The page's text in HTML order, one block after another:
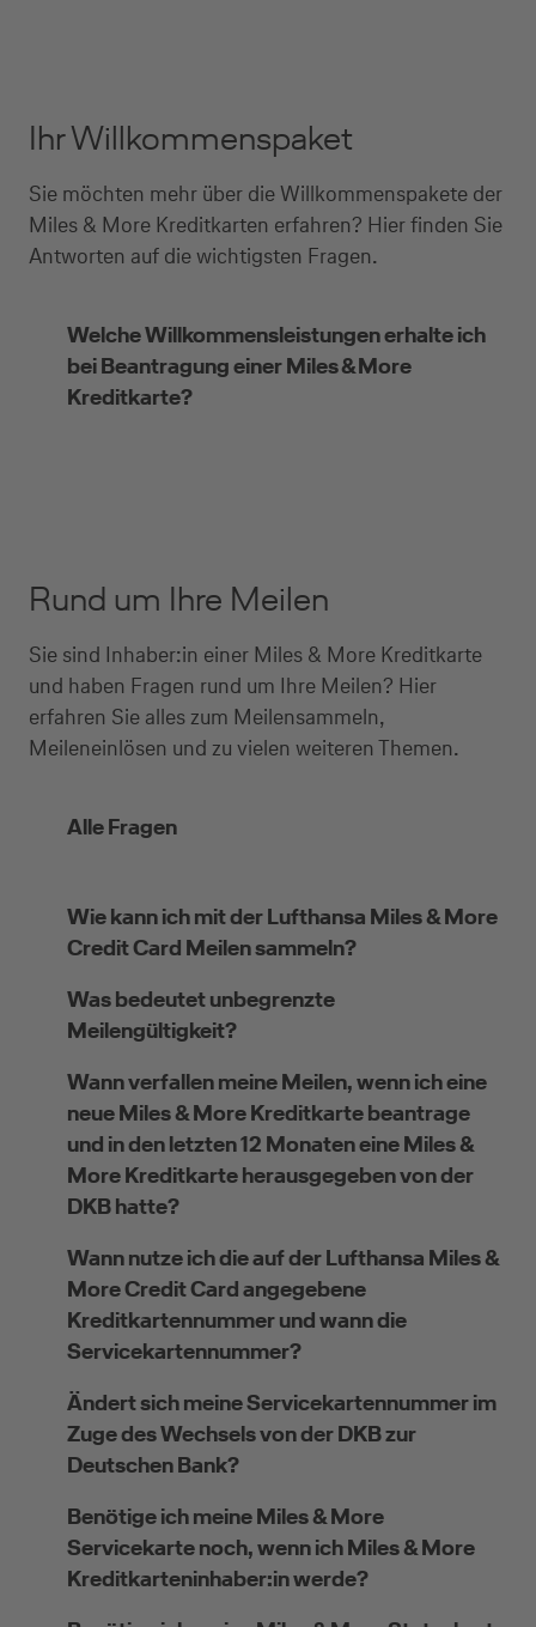
Ihr Willkommenspaket
Sie möchten mehr über die Willkommenspakete der
Miles & More Kreditkarten erfahren? Hier finden Sie
Antworten auf die wichtigsten Fragen.
Welche Willkommensleistungen erhalte ich
bei Beantragung einer Miles & More
Kreditkarte?
Rund um Ihre Meilen
Sie sind Inhaber:in einer Miles & More Kreditkarte
und haben Fragen rund um Ihre Meilen? Hier
erfahren Sie alles zum Meilensammeln,
Meileneinlösen und zu vielen weiteren Themen.
Alle Fragen
Wie kann ich mit der Lufthansa Miles & More
Credit Card Meilen sammeln?
Was bedeutet unbegrenzte
Meilengültigkeit?
Wann verfallen meine Meilen, wenn ich eine
neue Miles & More Kreditkarte beantrage
und in den letzten 12 Monaten eine Miles &
More Kreditkarte herausgegeben von der
DKB hatte?
Wann nutze ich die auf der Lufthansa Miles &
More Credit Card angegebene
Kreditkartennummer und wann die
Servicekartennummer?
Ändert sich meine Servicekartennummer im
Zuge des Wechsels von der DKB zur
Deutschen Bank?
Benötige ich meine Miles & More
Servicekarte noch, wenn ich Miles & More
Kreditkarteninhaber:in werde?